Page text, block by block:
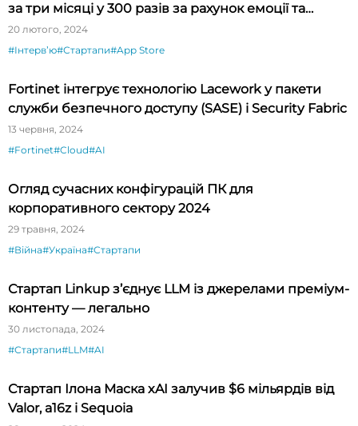
за три місяці у 300 разів за рахунок емоції та
новизни»
20 лютого, 2024
#Інтервʼю#Стартапи#App Store
Fortinet інтегрує технологію Lacework у пакети
служби безпечного доступу (SASE) і Security Fabric
13 червня, 2024
#Fortinet#Cloud#AI
Огляд сучасних конфігурацій ПК для
корпоративного сектору 2024
29 травня, 2024
#Війна#Україна#Стартапи
Стартап Linkup з’єднує LLM із джерелами преміум-
контенту — легально
30 листопада, 2024
#Стартапи#LLM#AI
Стартап Ілона Маска xAI залучив $6 мільярдів від
Valor, a16z і Sequoia